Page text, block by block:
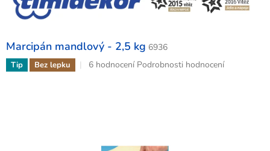
Marcipán mandlový - 2,5 kg 6936
Tip Bez lepku
Průměrné
hvězdiček.
6 hodnocení Podrobnosti hodnocení